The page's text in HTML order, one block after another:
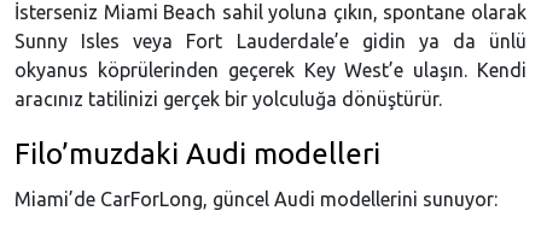
İsterseniz Miami Beach sahil yoluna çıkın, spontane olarak
Sunny Isles veya Fort Lauderdale’e gidin ya da ünlü
okyanus köprülerinden geçerek Key West’e ulaşın. Kendi
aracınız tatilinizi gerçek bir yolculuğa dönüştürür.
Filo’muzdaki Audi modelleri
Miami’de CarForLong, güncel Audi modellerini sunuyor: